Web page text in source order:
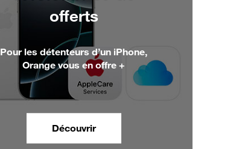
offerts
Pour les détenteurs d’un iPhone,
Orange vous en offre +
Découvrir